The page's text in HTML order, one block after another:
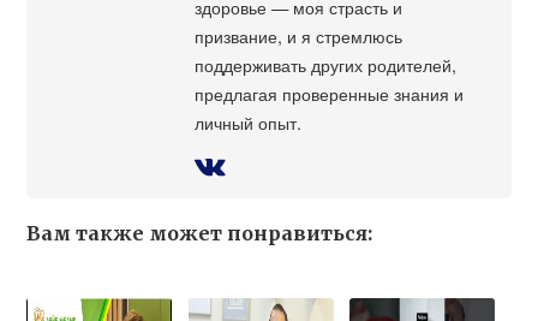
здоровье — моя страсть и
призвание, и я стремлюсь
поддерживать других родителей,
предлагая проверенные знания и
личный опыт.
Вам также может понравиться: